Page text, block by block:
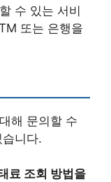
수 있는 서비
또는 은행을
해 문의할 수
니다.
료 조회 방법을